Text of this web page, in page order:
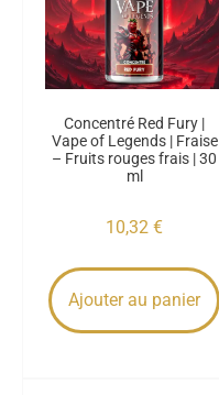
Concentré Red Fury |
Vape of Legends | Fraise
– Fruits rouges frais | 30
ml
10,32 €
Ajouter au panier